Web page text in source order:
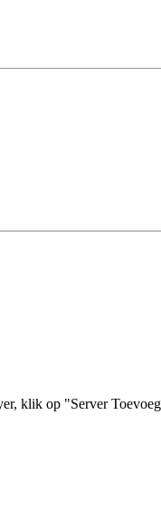
klik op "Server